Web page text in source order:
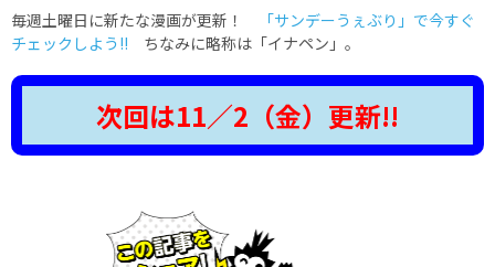
毎週土曜日に新たな漫画が更新！
「サンデーうぇぶり」で今すぐ
チェックしよう!! ちなみに略称は「イナペン」。
次回は11／2（金）更新!!